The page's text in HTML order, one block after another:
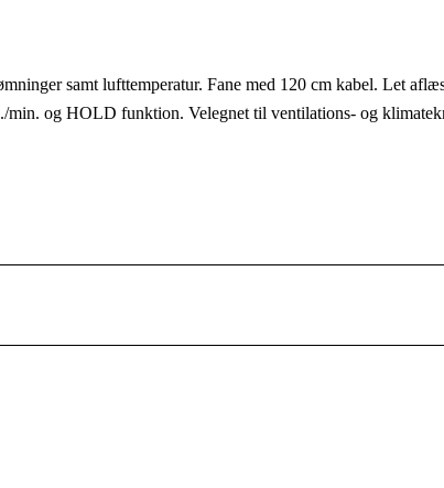
samt lufttemperatur. Fane med 120 cm kabel. Let
min. og HOLD funktion. Velegnet til ventilations- og